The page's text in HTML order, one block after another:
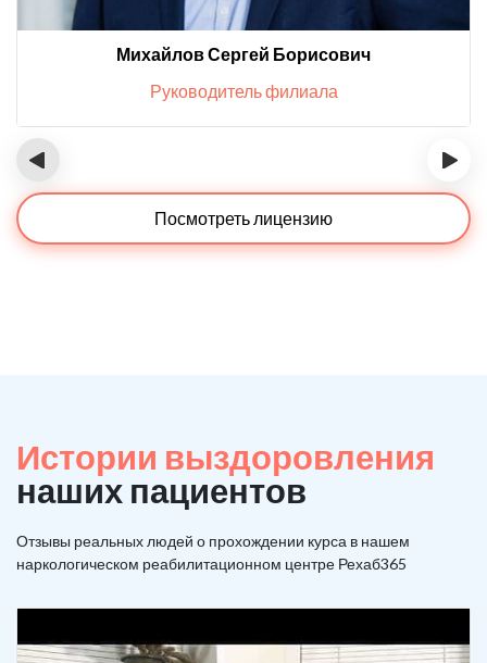
Михайлов Сергей Борисович
Руководитель филиала
‹ ›
Посмотреть лицензию
Истории выздоровления
наших пациентов
Отзывы реальных людей о прохождении курса в нашем
наркологическом реабилитационном центре Рехаб365